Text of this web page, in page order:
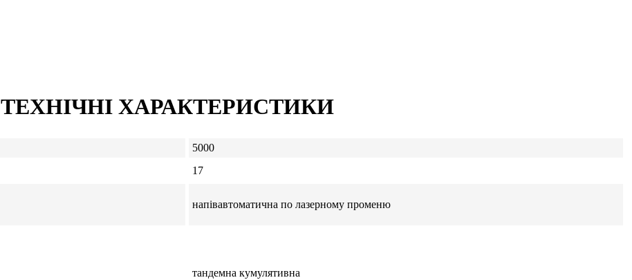
ТЕХНІЧНІ ХАРАКТЕРИСТИКИ
5000
17
напівавтоматична по лазерному променю
тандемна кумулятивна